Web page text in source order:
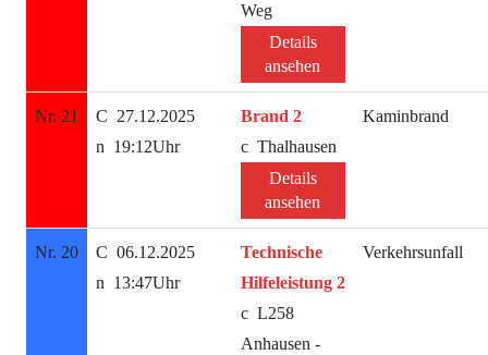
Weg
Details
ansehen
Nr. 21
27.12.2025
19:12Uhr
Brand 2
Thalhausen
Details
ansehen
Kaminbrand
Nr. 20
06.12.2025
13:47Uhr
Technische
Hilfeleistung 2
L258
Anhausen -
Verkehrsunfall